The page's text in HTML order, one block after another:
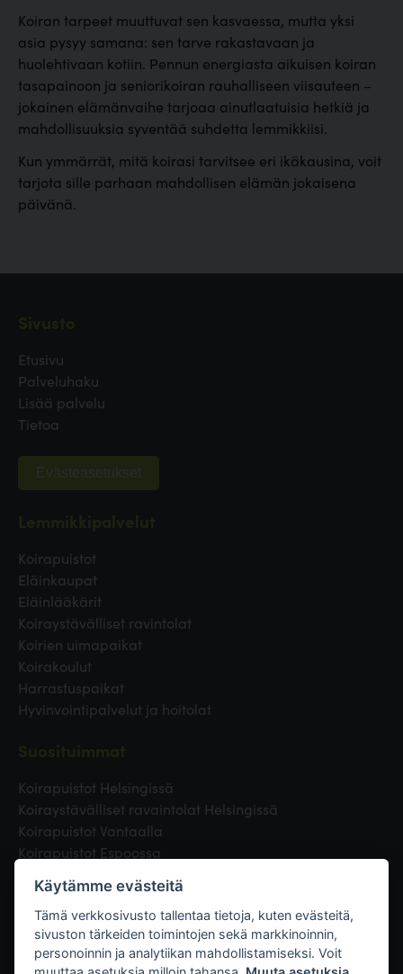
Koiran tarpeet muuttuvat sen kasvaessa, mutta yksi
asia pysyy samana: sen tarve rakastavaan ja
huolehtivaan kotiin. Pennun energiasta aikuisen koiran
tasapainoon ja seniorikoiran rauhalliseen viisauteen –
jokainen elämänvaihe tarjoaa ainutlaatuisia hetkiä ja
mahdollisuuksia syventää suhdetta lemmikkiisi.
Kun ymmärrät, mitä koirasi tarvitsee eri ikäkausina, voit
tarjota sille parhaan mahdollisen elämän jokaisena
päivänä.
Etusivu
Palveluhaku
Lisää palvelu
Tietoa
Evästeasetukset
Koirapuistot
Eläinkaupat
Eläinlääkärit
Koiraystävälliset ravintolat
Koirien uimapaikat
Koirakoulut
Harrastuspaikat
Hyvinvointipalvelut ja hoitolat
Koirapuistot Helsingissä
Koiraystävälliset ravaintolat Helsingissä
Koirapuistot Vantaalla
Koirapuistot Espoossa
Eläinlääkäri Helsingissä
Koirapuistot Tampereella
Linkit
Käytämme evästeitä
Tämä verkkosivusto tallentaa tietoja, kuten evästeitä,
sivuston tärkeiden toimintojen sekä markkinoinnin,
personoinnin ja analytiikan mahdollistamiseksi. Voit